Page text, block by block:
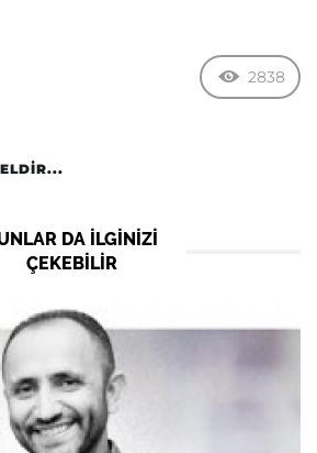
2838
DA ILGINIZI
ÇEKEBILIR